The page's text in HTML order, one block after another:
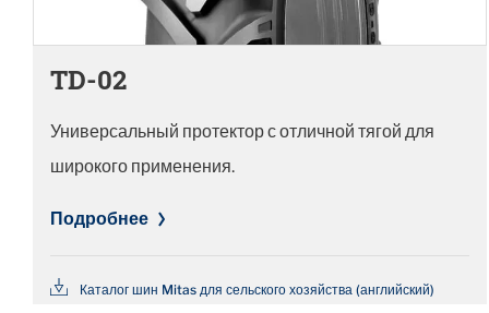
TD-02
Универсальный протектор с отличной тягой для
широкого применения.
Подробнее
Каталог шин Mitas для сельского хозяйства (английский)